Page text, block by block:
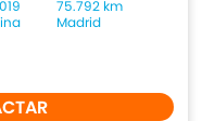
75.792 km
Madrid